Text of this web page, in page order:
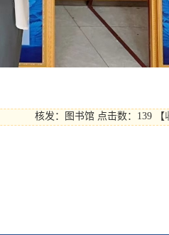
核发：图书馆 点击数：139 【